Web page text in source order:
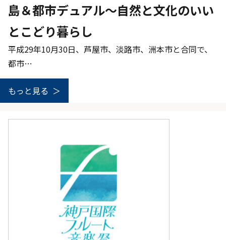
島＆都市デュアル〜自然と文化のいい
とこどり暮らし
平成29年10月30日、芦屋市、淡路市、洲本市と合同で、
都市…
もっと見る